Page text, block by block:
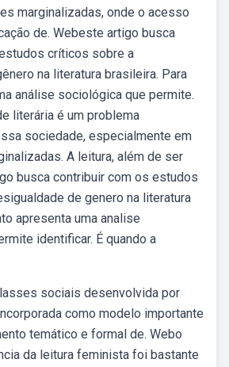
marginalizadas, onde o acesso
de. Webeste artigo busca
críticos sobre a
na literatura brasileira. Para
análise sociológica que permite.
literária é um problema
sociedade, especialmente em
A leitura, além de ser
busca contribuir com os estudos
de genero na literatura
apresenta uma analise
identificar. É quando a
sociais desenvolvida por
como modelo importante
temático e formal de. Webo
da leitura feminista foi bastante